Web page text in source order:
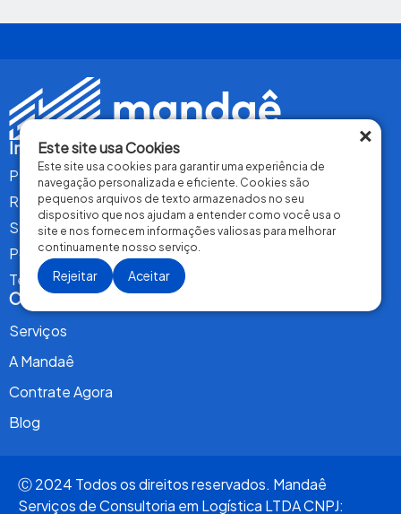
Institucional
Perguntas Frequentes
Relatório de Transparência Salarial
Seja um Parceiro Transportador
Política de Privacidade
Termos de Uso
Conteúdo
Serviços
A Mandaê
Contrate Agora
Blog
Ⓒ 2024 Todos os direitos reservados. Mandaê
Serviços de Consultoria em Logística LTDA CNPJ:
×
Este site usa Cookies
Este site usa cookies para garantir uma experiência de
navegação personalizada e eficiente. Cookies são
pequenos arquivos de texto armazenados no seu
dispositivo que nos ajudam a entender como você usa o
site e nos fornecem informações valiosas para melhorar
continuamente nosso serviço.
Rejeitar Aceitar